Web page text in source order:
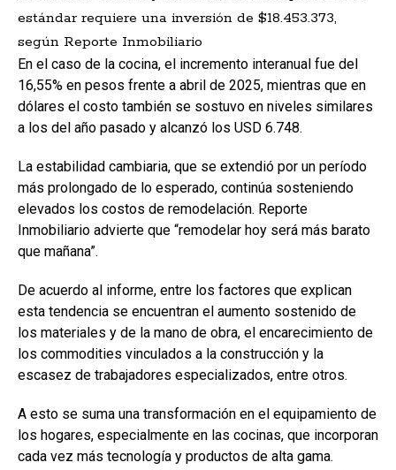
estándar requiere una inversión de $18.453.373,
según Reporte Inmobiliario
En el caso de la cocina, el incremento interanual fue del
16,55% en pesos frente a abril de 2025, mientras que en
dólares el costo también se sostuvo en niveles similares
a los del año pasado y alcanzó los USD 6.748.
La estabilidad cambiaria, que se extendió por un período
más prolongado de lo esperado, continúa sosteniendo
elevados los costos de remodelación. Reporte
Inmobiliario advierte que “remodelar hoy será más barato
que mañana”.
De acuerdo al informe, entre los factores que explican
esta tendencia se encuentran el aumento sostenido de
los materiales y de la mano de obra, el encarecimiento de
los commodities vinculados a la construcción y la
escasez de trabajadores especializados, entre otros.
A esto se suma una transformación en el equipamiento de
los hogares, especialmente en las cocinas, que incorporan
cada vez más tecnología y productos de alta gama.